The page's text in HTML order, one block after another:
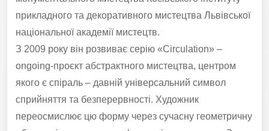
прикладного та декоративного мистецтва Львівської
національної академії мистецтв.
З 2009 року він розвиває серію «Circulation» –
ongoing-проєкт абстрактного мистецтва, центром
якого є спіраль – давній універсальний символ
сприйняття та безперервності. Художник
переосмислює цю форму через сучасну геометричну